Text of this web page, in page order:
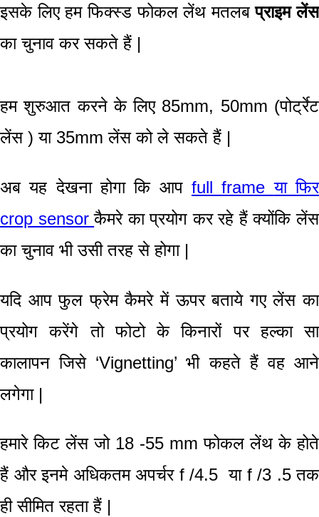
इसके लिए हमफिक्स्ड फोकल लेंथमतलबप्राइम लेंस
का चुनाव कर सकते हैं |
हम शुरुआत करने के लिए 85mm, 50mm (पोर्ट्रेट
लेंस ) या 35mmलेंस को ले सकते हैं |
अब यह देखना होगा कि आप full frameया फिर
crop sensorकैमरे का प्रयोग कर रहे हैं क्योंकि लेंस
का चुनाव भी उसी तरह से होगा |
यदि आप फुल फ्रेमकैमरे में ऊपर बताये गए लेंस का
प्रयोग करेंगे तो फोटो के किनारों पर हल्का सा
कालापन जिसे ‘Vignetting’भी कहते हैं वह आने
लगेगा |
हमारेकिटलेंस जो 18 -55 mm फोकल लेंथके होते
हैं और इनमे अधिकतम अपर्चर f /4.5 या f /3 .5 तक
ही सीमित रहता हैं |